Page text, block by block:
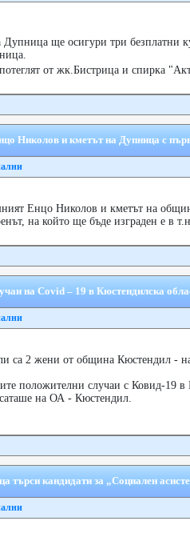
ще осигури три безплатни
от жк.Бистрица и спирка
Николов и кметът на Дупница с
Енцо Николов и кметът на
на който ще бъде изграден е в
на Covid – 19 в Кюстендилска
са 2 жени от община Кюстендил -
положителни случаи с Ковид-19 в
на ОА - Кюстендил.
търси кандидати за „Социален